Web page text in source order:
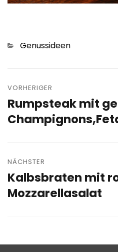
Kategorien
Genussideen
VORHERIGER
Vorheriger
Beitrag:
Rumpsteak mit
NÄCHSTER
Nächster
Beitrag:
Kalbsbraten mit
Mozzarellasalat